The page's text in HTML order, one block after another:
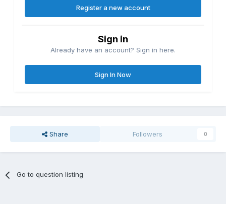
Register a new account
Sign in
Already have an account? Sign in here.
Sign In Now
Share Followers 0
Go to question listing